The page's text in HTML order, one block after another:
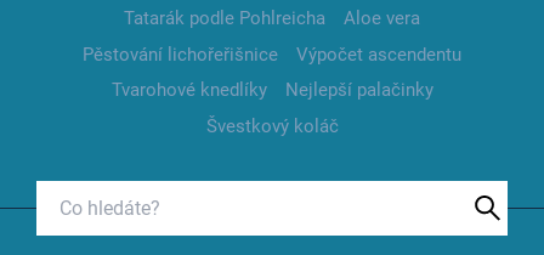
Tatarák podle Pohlreicha
Aloe vera
Pěstování lichořeřišnice
Výpočet ascendentu
Tvarohové knedlíky
Nejlepší palačinky
Švestkový koláč